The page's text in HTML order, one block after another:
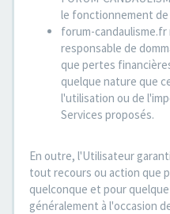
le fonctionnement de
forum-
responsable de
que pertes
quelque nature que
l'utilisation ou de
Services proposés.
En outre, l'Utilisateur
tout recours ou action que
quelconque et pour
généralement à l'occasion